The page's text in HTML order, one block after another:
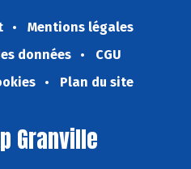
Mentions légales
données
CGU
Plan du site
Granville